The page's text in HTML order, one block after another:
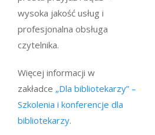
wysoka jakość usług i
profesjonalna obsługa
czytelnika.
Więcej informacji w
zakładce „Dla bibliotekarzy” –
Szkolenia i konferencje dla
bibliotekarzy.